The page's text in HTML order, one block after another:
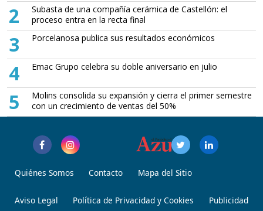
2
Subasta de una compañía cerámica de Castellón: el
proceso entra en la recta final
3 Porcelanosa publica sus resultados económicos
4 Emac Grupo celebra su doble aniversario en julio
5
Molins consolida su expansión y cierra el primer semestre
con un crecimiento de ventas del 50%
Quiénes Somos Contacto Mapa del Sitio
Aviso Legal Política de Privacidad y Cookies Publicidad